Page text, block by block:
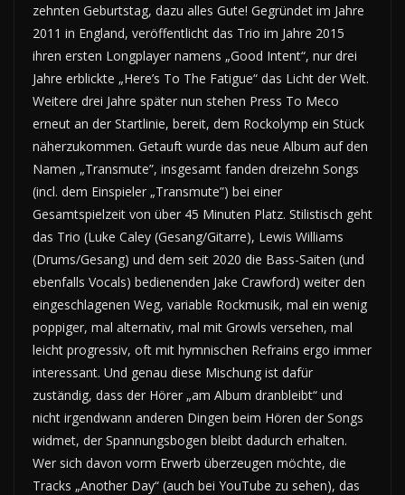
zehnten Geburtstag, dazu alles Gute! Gegründet im Jahre
2011 in England, veröffentlicht das Trio im Jahre 2015
ihren ersten Longplayer namens „Good Intent“, nur drei
Jahre erblickte „Here’s To The Fatigue“ das Licht der Welt.
Weitere drei Jahre später nun stehen Press To Meco
erneut an der Startlinie, bereit, dem Rockolymp ein Stück
näherzukommen. Getauft wurde das neue Album auf den
Namen „Transmute”, insgesamt fanden dreizehn Songs
(incl. dem Einspieler „Transmute”) bei einer
Gesamtspielzeit von über 45 Minuten Platz. Stilistisch geht
das Trio (Luke Caley (Gesang/Gitarre), Lewis Williams
(Drums/Gesang) und dem seit 2020 die Bass-Saiten (und
ebenfalls Vocals) bedienenden Jake Crawford) weiter den
eingeschlagenen Weg, variable Rockmusik, mal ein wenig
poppiger, mal alternativ, mal mit Growls versehen, mal
leicht progressiv, oft mit hymnischen Refrains ergo immer
interessant. Und genau diese Mischung ist dafür
zuständig, dass der Hörer „am Album dranbleibt“ und
nicht irgendwann anderen Dingen beim Hören der Songs
widmet, der Spannungsbogen bleibt dadurch erhalten.
Wer sich davon vorm Erwerb überzeugen möchte, die
Tracks „Another Day“ (auch bei YouTube zu sehen), das